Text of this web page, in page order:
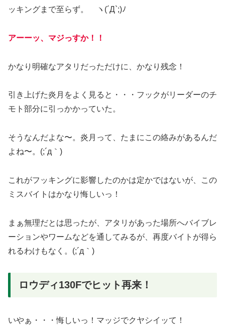
ッキングまで至らず。 ヽ(´Д`;)ﾉ
アーーッ、マジっすか！！
かなり明確なアタリだっただけに、かなり残念！
引き上げた炎月をよく見ると・・・フックがリーダーのチ
モト部分に引っかかっていた。
そうなんだよな〜。炎月って、たまにこの絡みがあるんだ
よね〜。(;´д｀)
これがフッキングに影響したのかは定かではないが、この
ミスバイトはかなり悔しいっ！
まぁ無理だとは思ったが、アタリがあった場所へバイブレ
ーションやワームなどを通してみるが、再度バイトが得ら
れるわけもなく。(;´д｀)
ロウディ130Fでヒット再来！
いやぁ・・・悔しいっ！マッジでクヤシイッて！